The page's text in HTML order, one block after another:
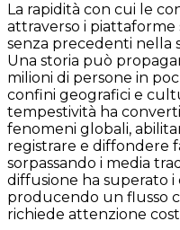
La rapidità con cui le
attraverso i piattaforme
senza precedenti nella
Una storia può
milioni di persone in
confini geografici e
tempestività ha
fenomeni globali,
registrare e diffondere
sorpassando i media
diffusione ha superato i
producendo un flusso
richiede attenzione